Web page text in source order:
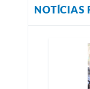
NOTÍCIAS